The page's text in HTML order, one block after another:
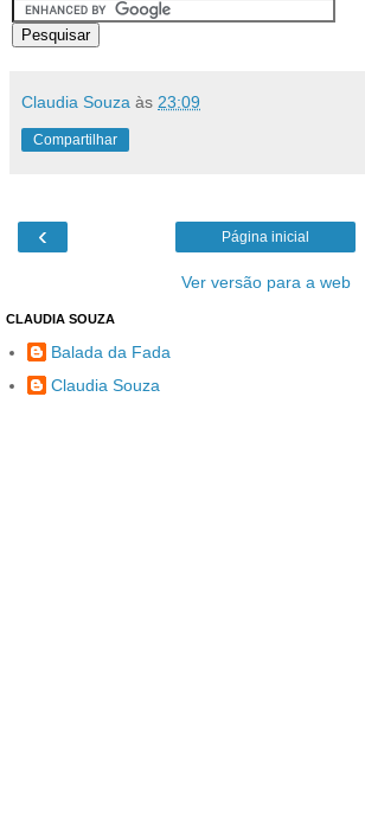
Claudia Souza às 23:09
Compartilhar
‹ Página inicial
Ver versão para a web
CLAUDIA SOUZA
Balada da Fada
Claudia Souza